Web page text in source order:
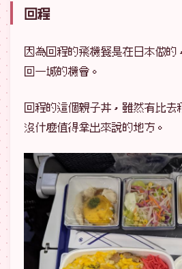
回程
因為回程的飛機餐是在日本做
回一城的機會。
回程的這個親子丼，雖然有比去
沒什麼值得拿出來說的地方。